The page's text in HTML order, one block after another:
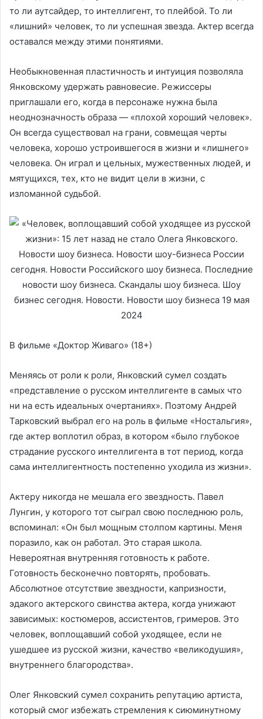
то ли аутсайдер, то интеллигент, то плейбой. То ли
«лишний» человек, то ли успешная звезда. Актер всегда
оставался между этими понятиями.
Необыкновенная пластичность и интуиция позволяла
Янковскому удержать равновесие. Режиссеры
приглашали его, когда в персонаже нужна была
неоднозначность образа — «плохой хороший человек».
Он всегда существовал на грани, совмещая черты
человека, хорошо устроившегося в жизни и «лишнего»
человека. Он играл и цельных, мужественных людей, и
мятущихся, тех, кто не видит цели в жизни, с
изломанной судьбой.
В фильме «Доктор Живаго» (18+)
Меняясь от роли к роли, Янковский сумел создать
«представление о русском интеллигенте в самых что
ни на есть идеальных очертаниях». Поэтому Андрей
Тарковский выбрал его на роль в фильме «Ностальгия»,
где актер воплотил образ, в котором «было глубокое
страдание русского интеллигента в тот период, когда
сама интеллигентность постепенно уходила из жизни».
Актеру никогда не мешала его звездность. Павел
Лунгин, у которого тот сыграл свою последнюю роль,
вспоминал: «Он был мощным столпом картины. Меня
поразило, как он работал. Это старая школа.
Невероятная внутренняя готовность к работе.
Готовность бесконечно повторять, пробовать.
Абсолютное отсутствие звездности, капризности,
эдакого актерского свинства актера, когда унижают
зависимых: костюмеров, ассистентов, гримеров. Это
человек, воплощавший собой уходящее, если не
ушедшее из русской жизни, качество «великодушия»,
внутреннего благородства».
Олег Янковский сумел сохранить репутацию артиста,
который смог избежать стремления к сиюминутному